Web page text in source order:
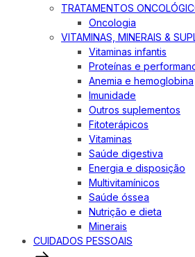
TRATAMENTOS
Oncologia
VITAMINAS, MINERAIS &
Vitaminas infantis
Proteínas e
Anemia e hemoglobina
Imunidade
Outros suplementos
Fitoterápicos
Vitaminas
Saúde digestiva
Energia e disposição
Multivitamínicos
Saúde óssea
Nutrição e dieta
Minerais
CUIDADOS PESSOAIS